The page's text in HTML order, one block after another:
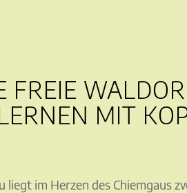
FREIE
MIT
liegt im Herzen des Chiemgaus